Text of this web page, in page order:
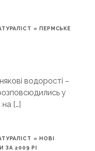
» ПЕРМСЬКЕ
водорості –
у
[…]
» НОВІ
ЗА 2009 РІ